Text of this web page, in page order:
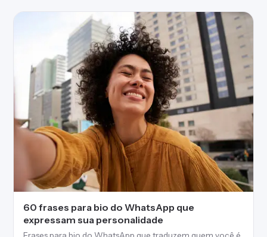
60 frases para bio do WhatsApp que
expressam sua personalidade
Frases para bio do WhatsApp que traduzem quem você é